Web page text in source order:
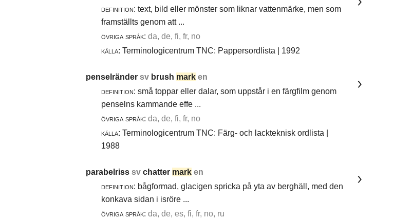
definition: text, bild eller mönster som liknar vattenmärke, men som
framställts genom att ...
övriga språk: da, de, fi, fr, no
källa: Terminologicentrum TNC: Pappersordlista | 1992
penselränder sv brush mark en
definition: små toppar eller dalar, som uppstår i en färgfilm genom
penselns kammande effe ...
övriga språk: da, de, fi, fr, no
källa: Terminologicentrum TNC: Färg- och lackteknisk ordlista |
1988
parabelriss sv chatter mark en
definition: bågformad, glacigen spricka på yta av berghäll, med den
konkava sidan i isröre ...
övriga språk: da, de, es, fi, fr, no, ru